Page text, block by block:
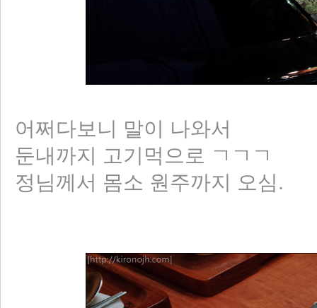
어쩌다보니 말이 나와서
둔내까지 고기먹으로 ㄱㄱㄱ
정님께서 몸소 원주까지 오심.